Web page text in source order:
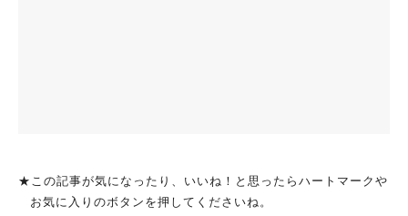
★この記事が気になったり、いいね！と思ったらハートマークや
お気に入りのボタンを押してくださいね。